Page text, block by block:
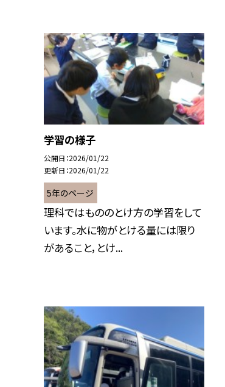
学習の様子
公開日 2026/01/22
更新日 2026/01/22
5年のページ
理科ではもののとけ方の学習をして
います。水に物がとける量には限り
があること，とけ...